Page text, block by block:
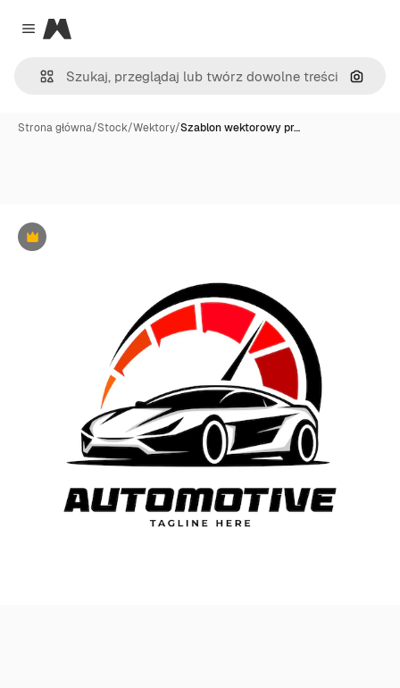
Close menu
Magnific
Szukaj
Strona główna/Stock/Wektory/Szablon wektorowy pr…
Premium